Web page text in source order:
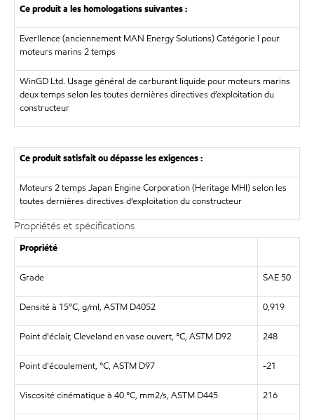
Ce produit a les homologations suivantes :
Everllence (anciennement MAN Energy Solutions) Catégorie I pour
moteurs marins 2 temps
WinGD Ltd. Usage général de carburant liquide pour moteurs marins
deux temps selon les toutes dernières directives d’exploitation du
constructeur
Ce produit satisfait ou dépasse les exigences :
Moteurs 2 temps Japan Engine Corporation (Heritage MHI) selon les
toutes dernières directives d’exploitation du constructeur
Propriétés et spécifications
Propriété
Grade SAE 50
Densité à 15°C, g/ml, ASTM D4052 0,919
Point d'éclair, Cleveland en vase ouvert, °C, ASTM D92 248
Point d'écoulement, °C, ASTM D97 -21
Viscosité cinématique à 40 °C, mm2/s, ASTM D445 216